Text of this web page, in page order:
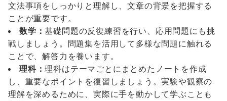
文法事項をしっかりと理解し、文章の背景を把握する
ことが重要です。
数学：基礎問題の反復練習を行い、応用問題にも挑
戦しましょう。問題集を活用して多様な問題に触れる
ことで、解答力を養います。
理科：理科はテーマごとにまとめたノートを作成
し、重要なポイントを復習しましょう。実験や観察の
理解を深めるために、実際に手を動かして学ぶことも